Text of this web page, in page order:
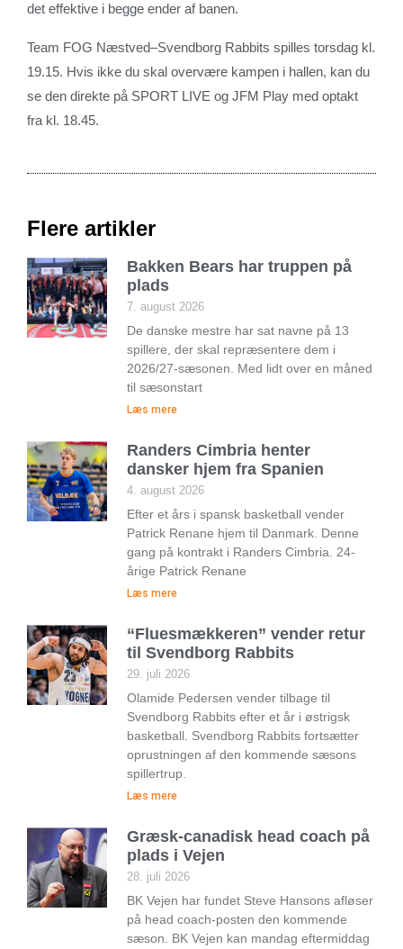
det effektive i begge ender af banen.
Team FOG Næstved–Svendborg Rabbits spilles torsdag kl.
19.15. Hvis ikke du skal overvære kampen i hallen, kan du
se den direkte på SPORT LIVE og JFM Play med optakt
fra kl. 18.45.
Flere artikler
Bakken Bears har truppen på
plads
7. august 2026
De danske mestre har sat navne på 13
spillere, der skal repræsentere dem i
2026/27-sæsonen. Med lidt over en måned
til sæsonstart
Læs mere
Randers Cimbria henter
dansker hjem fra Spanien
4. august 2026
Efter et års i spansk basketball vender
Patrick Renane hjem til Danmark. Denne
gang på kontrakt i Randers Cimbria. 24-
årige Patrick Renane
Læs mere
“Fluesmækkeren” vender retur
til Svendborg Rabbits
29. juli 2026
Olamide Pedersen vender tilbage til
Svendborg Rabbits efter et år i østrigsk
basketball. Svendborg Rabbits fortsætter
oprustningen af den kommende sæsons
spillertrup.
Læs mere
Græsk-canadisk head coach på
plads i Vejen
28. juli 2026
BK Vejen har fundet Steve Hansons afløser
på head coach-posten den kommende
sæson. BK Vejen kan mandag eftermiddag